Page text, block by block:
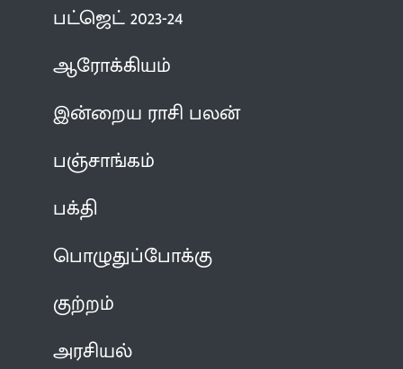
பட்ஜெட் 2023-24
ஆரோக்கியம்
இன்றைய ராசி பலன்
பஞ்சாங்கம்
பக்தி
பொழுதுப்போக்கு
குற்றம்
அரசியல்